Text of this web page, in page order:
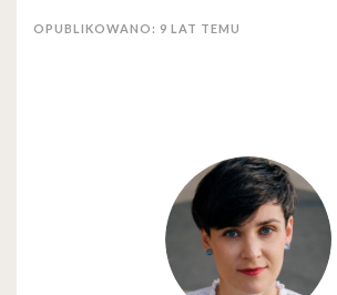
OPUBLIKOWANO: 9 LAT TEMU